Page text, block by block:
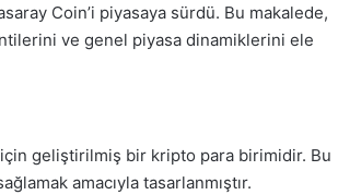
Coin’i piyasaya sürdü. Bu makalede,
ve genel piyasa dinamiklerini ele
için geliştirilmiş bir kripto para birimidir. Bu
amacıyla tasarlanmıştır.